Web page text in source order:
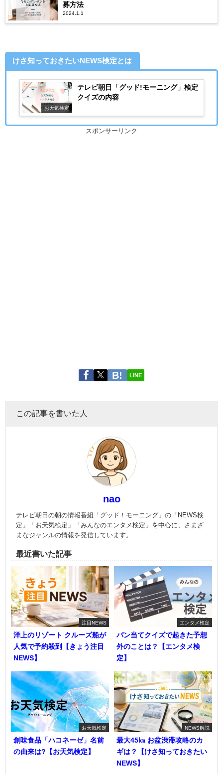
募方法
2024.1.1
けさ知っておきたいNEWS検定とは
お天気検定
テレビ朝日「グッド!モーニング」検定
クイズの内容
スポンサーリンク
LINE
この記事を書いた人
nao
テレビ朝日の朝の情報番組「グッド！モーニング」の「NEWS検
定」「お天気検定」「みんなのエンタメ検定」を中心に、さまざ
まなジャンルの情報を発信しています。
最近書いた記事
注目NEWS
洋上のリゾート クルーズ船が
人気で予約殺到【きょう注目
NEWS】
エンタメ検定
パン当てクイズで起きた予想
外のことは？【エンタメ検
定】
お天気検定
創味食品「ハコネーゼ」名前
の由来は?【お天気検定】
NEWS解説
最大45㎞ お盆渋滞攻略のカ
ギは？【けさ知っておきたい
NEWS】